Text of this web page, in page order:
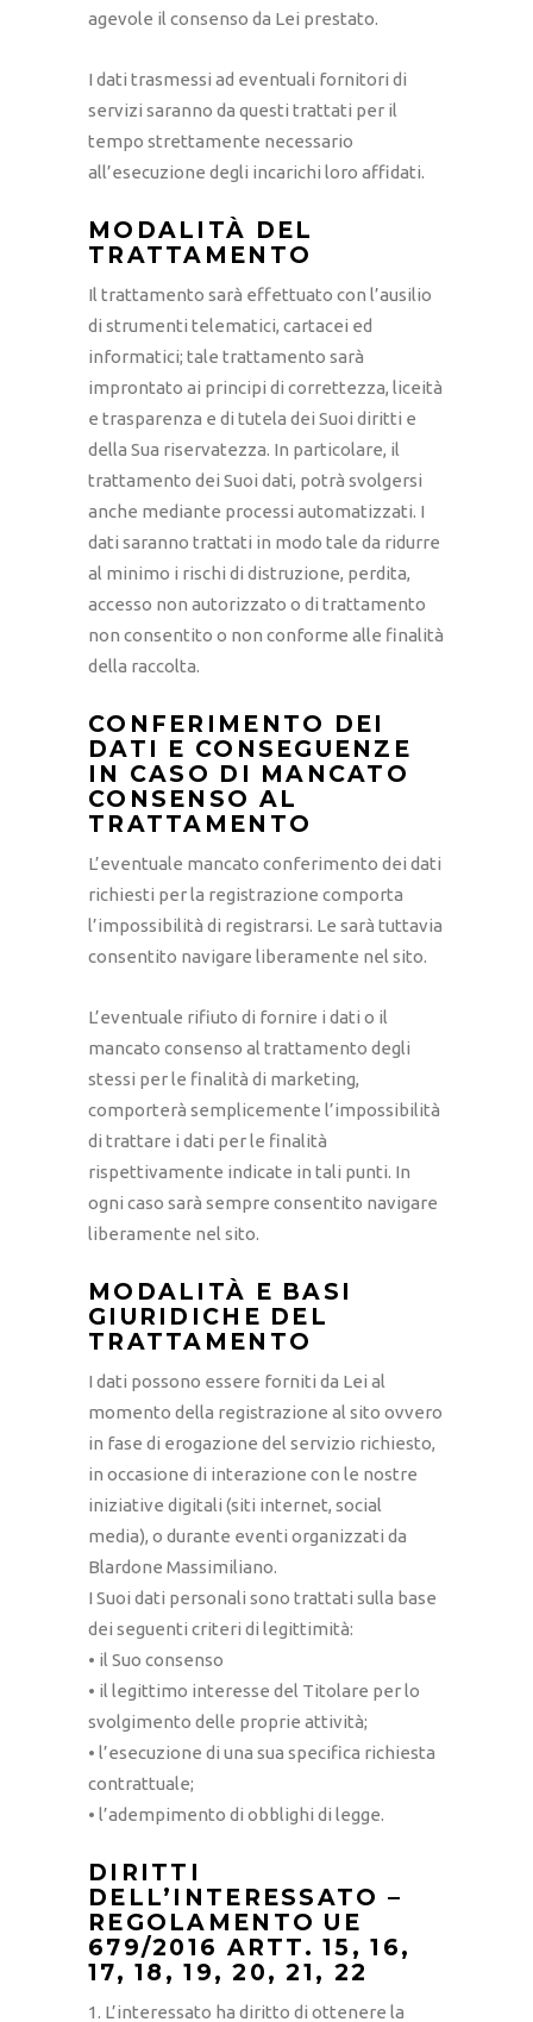
agevole il consenso da Lei prestato.
I dati trasmessi ad eventuali fornitori di
servizi saranno da questi trattati per il
tempo strettamente necessario
all’esecuzione degli incarichi loro affidati.
MODALITÀ DEL
TRATTAMENTO
Il trattamento sarà effettuato con l’ausilio
di strumenti telematici, cartacei ed
informatici; tale trattamento sarà
improntato ai principi di correttezza, liceità
e trasparenza e di tutela dei Suoi diritti e
della Sua riservatezza. In particolare, il
trattamento dei Suoi dati, potrà svolgersi
anche mediante processi automatizzati. I
dati saranno trattati in modo tale da ridurre
al minimo i rischi di distruzione, perdita,
accesso non autorizzato o di trattamento
non consentito o non conforme alle finalità
della raccolta.
CONFERIMENTO DEI
DATI E CONSEGUENZE
IN CASO DI MANCATO
CONSENSO AL
TRATTAMENTO
L’eventuale mancato conferimento dei dati
richiesti per la registrazione comporta
l’impossibilità di registrarsi. Le sarà tuttavia
consentito navigare liberamente nel sito.
L’eventuale rifiuto di fornire i dati o il
mancato consenso al trattamento degli
stessi per le finalità di marketing,
comporterà semplicemente l’impossibilità
di trattare i dati per le finalità
rispettivamente indicate in tali punti. In
ogni caso sarà sempre consentito navigare
liberamente nel sito.
MODALITÀ E BASI
GIURIDICHE DEL
TRATTAMENTO
I dati possono essere forniti da Lei al
momento della registrazione al sito ovvero
in fase di erogazione del servizio richiesto,
in occasione di interazione con le nostre
iniziative digitali (siti internet, social
media), o durante eventi organizzati da
Blardone Massimiliano.
I Suoi dati personali sono trattati sulla base
dei seguenti criteri di legittimità:
• il Suo consenso
• il legittimo interesse del Titolare per lo
svolgimento delle proprie attività;
• l’esecuzione di una sua specifica richiesta
contrattuale;
• l’adempimento di obblighi di legge.
DIRITTI
DELL’INTERESSATO –
REGOLAMENTO UE
679/2016 ARTT. 15, 16,
17, 18, 19, 20, 21, 22
1. L’interessato ha diritto di ottenere la